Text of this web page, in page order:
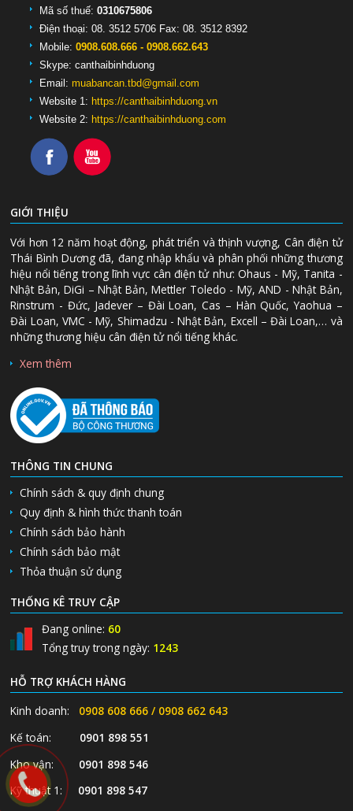
Mã số thuế:0310675806
Điện thoại: 08. 3512 5706 Fax: 08. 3512 8392
Mobile: 0908.608.666 - 0908.662.643
Skype:canthaibinhduong
Email:muabancan.tbd@gmail.com
Website 1: https://canthaibinhduong.vn
Website 2: https://canthaibinhduong.com
GIỚI THIỆU
Với hơn 12 năm hoạt động, phát triển và thịnh vượng, Cân điện tử
Thái Bình Dương đã, đang nhập khẩu và phân phối những thương
hiệu nổi tiếng trong lĩnh vực cân điện tử như: Ohaus - Mỹ, Tanita -
Nhật Bản, DiGi – Nhật Bản, Mettler Toledo - Mỹ, AND - Nhật Bản,
Rinstrum - Đức, Jadever – Đài Loan, Cas – Hàn Quốc, Yaohua –
Đài Loan, VMC - Mỹ, Shimadzu - Nhật Bản, Excell – Đài Loan,… và
những thương hiệu cân điện tử nổi tiếng khác.
Xem thêm
THÔNG TIN CHUNG
Chính sách & quy định chung
Quy định & hình thức thanh toán
Chính sách bảo hành
Chính sách bảo mật
Thỏa thuận sử dụng
THỐNG KÊ TRUY CẬP
Đang online: 60
Tổng truy trong ngày: 1243
HỖ TRỢ KHÁCH HÀNG
Kinh doanh:
0908 608 666 / 0908 662 643
Kế toán: 0901 898 551
Kho vận: 0901 898 546
Kỹ thuật 1: 0901 898 547